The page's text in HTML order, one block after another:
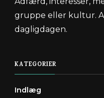
gruppe eller kultur.
dagligdagen.
KATEGORIER
Indlæg